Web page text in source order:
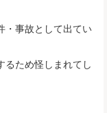
・事故として出てい
るため怪しまれてし